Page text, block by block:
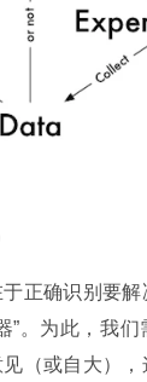
正确识别要
”。为此，我
（或自大）